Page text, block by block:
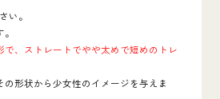
い。
、ストレートでやや太めで短めのトレ
の形状から少女性のイメージを与えま